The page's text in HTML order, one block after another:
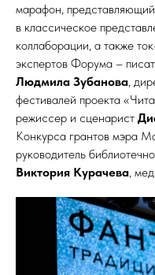
марафон,
в классическое
коллаборации, а также
экспертов Форума –
Людмила Зубанова ,
фестивалей проекта
режиссер и сценарист
Конкурса грантов мэра
руководитель
Виктория Курачева ,